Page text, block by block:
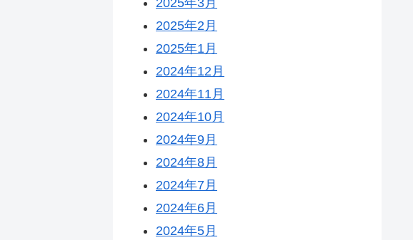
2025年2月
2025年1月
2024年12月
2024年11月
2024年10月
2024年9月
2024年8月
2024年7月
2024年6月
2024年5月